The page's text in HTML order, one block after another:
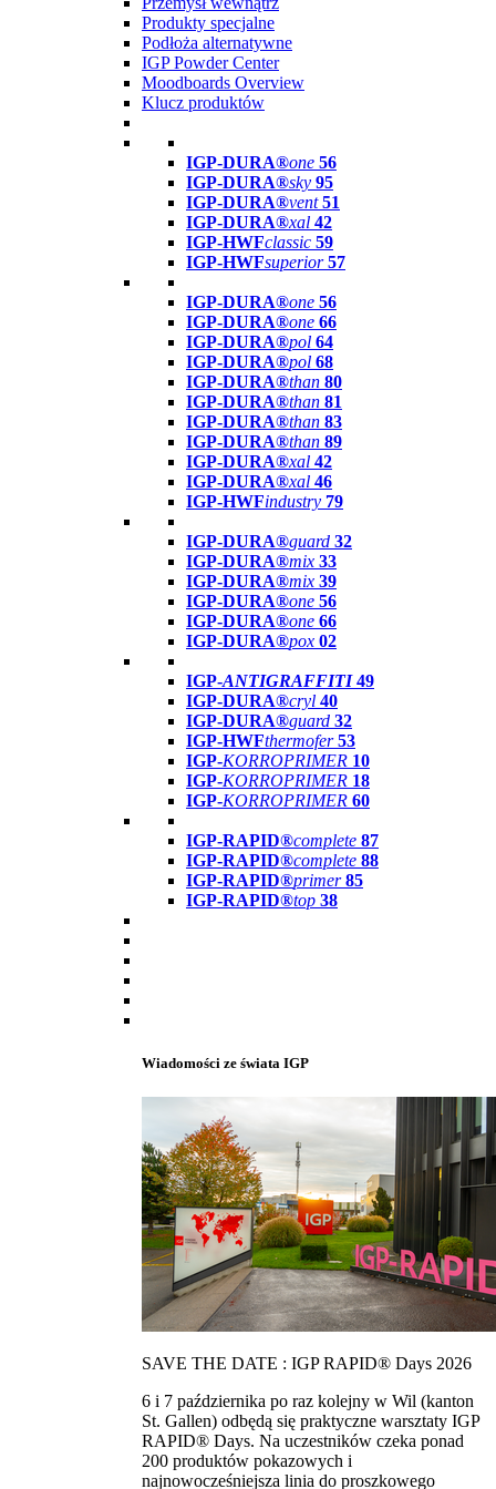
Produkty specjalne
Podłoża alternatywne
IGP Powder Center
Moodboards Overview
Klucz produktów
IGP-DURA®one 56
IGP-DURA®sky 95
IGP-DURA®vent 51
IGP-DURA®xal 42
IGP-HWFclassic 59
IGP-HWFsuperior 57
IGP-DURA®one 56
IGP-DURA®one 66
IGP-DURA®pol 64
IGP-DURA®pol 68
IGP-DURA®than 80
IGP-DURA®than 81
IGP-DURA®than 83
IGP-DURA®than 89
IGP-DURA®xal 42
IGP-DURA®xal 46
IGP-HWFindustry 79
IGP-DURA®guard 32
IGP-DURA®mix 33
IGP-DURA®mix 39
IGP-DURA®one 56
IGP-DURA®one 66
IGP-DURA®pox 02
IGP-ANTIGRAFFITI49
IGP-DURA®cryl 40
IGP-DURA®guard 32
IGP-HWFthermofer 53
IGP-KORROPRIMER 10
IGP-KORROPRIMER 18
IGP-KORROPRIMER 60
IGP-RAPID®complete 87
IGP-RAPID®complete 88
IGP-RAPID®primer 85
IGP-RAPID®top 38
Wiadomości ze świata IGP
SAVE THE DATE : IGP RAPID® Days 2026
6 i 7 października po raz kolejny w Wil (kanton
St. Gallen) odbędą się praktyczne warsztaty IGP
RAPID® Days. Na uczestników czeka ponad
200 produktów pokazowych i
najnowocześniejsza linia do proszkowego